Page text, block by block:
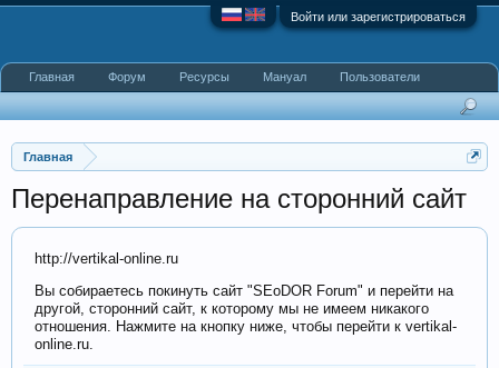
Войти или зарегистрироваться
Главная
Перенаправление на сторонний сайт
http://vertikal-online.ru
Вы собираетесь покинуть сайт "SEoDOR Forum" и перейти на
другой, сторонний сайт, к которому мы не имеем никакого
отношения. Нажмите на кнопку ниже, чтобы перейти к vertikal-
online.ru.
Главная Форум Ресурсы Мануал Пользователи